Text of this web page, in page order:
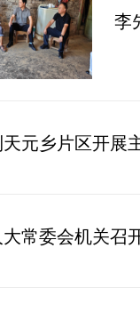
李
元乡片区开展
常委会机关召